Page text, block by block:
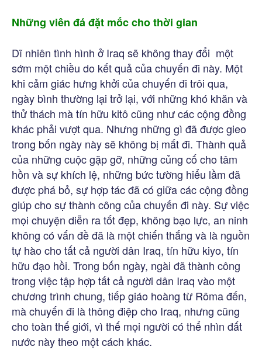
Những viên đá đặt mốc cho thời gian
Dĩ nhiên tình hình ở Iraq sẽ không thay đổi một
sớm một chiều do kết quả của chuyến đi này. Một
khi cảm giác hưng khởi của chuyến đi trôi qua,
ngày bình thường lại trở lại, với những khó khăn và
thử thách mà tín hữu kitô cũng như các cộng đồng
khác phải vượt qua. Nhưng những gì đã được gieo
trong bốn ngày này sẽ không bị mất đi. Thành quả
của những cuộc gặp gỡ, những củng cố cho tâm
hồn và sự khích lệ, những bức tường hiểu lầm đã
được phá bỏ, sự hợp tác đã có giữa các cộng đồng
giúp cho sự thành công của chuyến đi này. Sự việc
mọi chuyện diễn ra tốt đẹp, không bạo lực, an ninh
không có vấn đề đã là một chiến thắng và là nguồn
tự hào cho tất cả người dân Iraq, tín hữu kiyo, tín
hữu đạo hồi. Trong bốn ngày, ngài đã thành công
trong việc tập hợp tất cả người dân Iraq vào một
chương trình chung, tiếp giáo hoàng từ Rôma đến,
mà chuyến đi là thông điệp cho Iraq, nhưng cũng
cho toàn thế giới, vì thế mọi người có thể nhìn đất
nước này theo một cách khác.